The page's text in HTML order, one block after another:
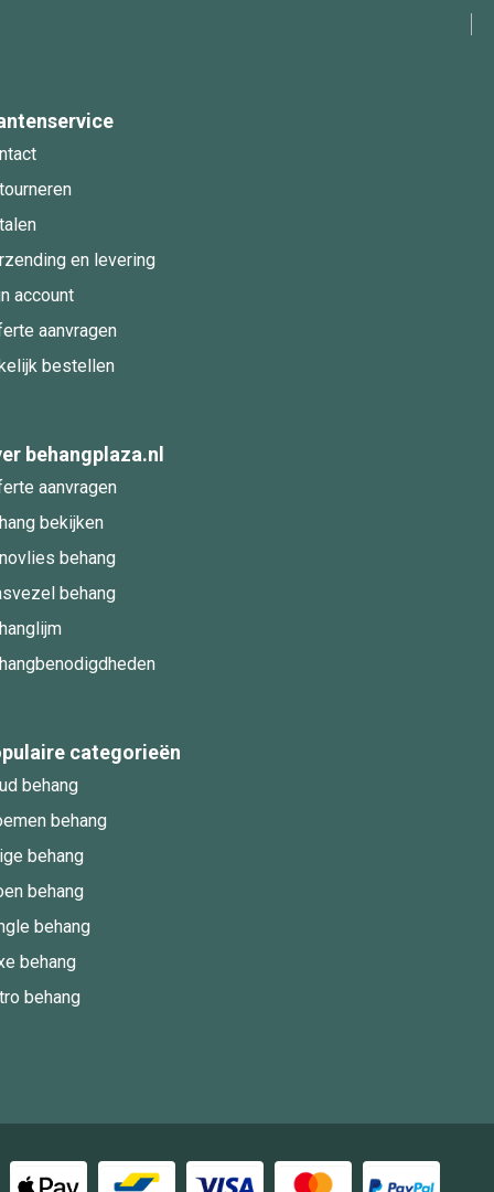
en levering
account
aanvragen
bestellen
behangplaza.nl
aanvragen
bekijken
behang
behang
categorieën
behang
behang
behang
behang
behang
behang
behang